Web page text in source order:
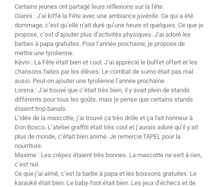
Certains jeunes ont partagé leurs réflexions sur la fête.
Gianni : J’ai kiffé la Fête avec une ambiance juvénile. Ce qui a été
dommage, c’est qu’elle n’ait duré qu’une heure et quelques. Ce que je
propose, c’est d’ajouter plus d’activités physiques. J’ai adoré les
barbes à papa gratuites. Pour l’année prochaine, je propose de
mettre une tyrolienne.
Kévin : La Fête était bien et cool. J’ai apprécié le buffet offert et les
chansons faites par les élèves. Le combat de sumo était pas mal
aussi. Peut-on ajouter une tyrolienne l’année prochaine
Lorena : J’ai trouvé que c’était très bien, il y avait plein de stands
différents pour tous les goûts, mais je pense que certains stands
étaient trop banals.
L’idée de la mascotte, j’ai trouvé ça très drôle et ça fait honneur à
Don Bosco. L’atelier graffiti était très cool et j’aurais adoré qu’il y ait
plus de monde, c’était bien animé. Je remercie l’APEL pour la
nourriture.
Maxime : Les crêpes étaient très bonnes. La mascotte ne sert à rien,
c’est nul.
Ce que j’ai aimé, c’est la barbe à papa et les boissons gratuites. Le
karaoké était bien. Le baby-foot était bien. Les jeux d’échecs et de